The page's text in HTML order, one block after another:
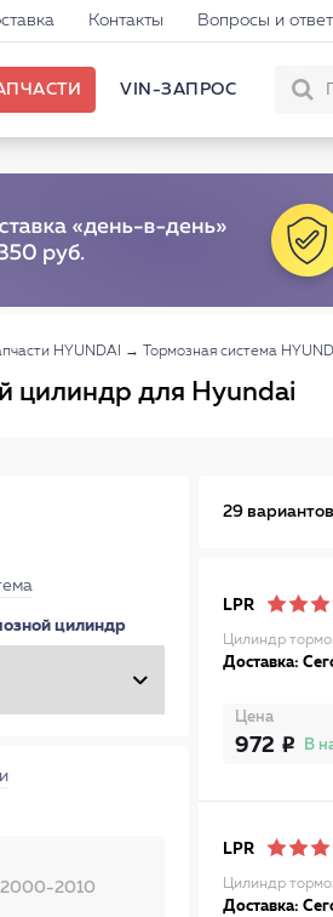
Контакты Вопросы и
VIN-ЗАПРОС
HYUNDAI → Тормозная система
цилиндр для Hyundai
цилиндр
2000-2010
29 вариантов
LPR
Цилиндр
Доставка:
Цена
972
LPR
Цилиндр
Доставка: